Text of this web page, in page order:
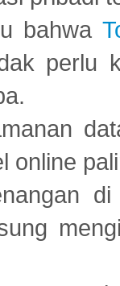
bahwa
perlu
online